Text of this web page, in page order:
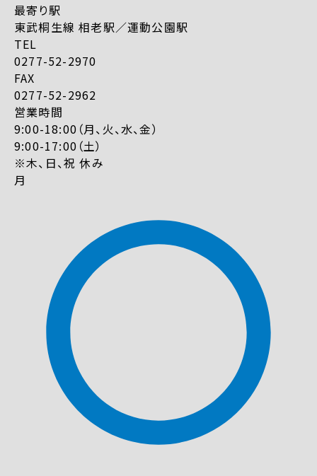
最寄り駅
東武桐生線 相老駅／運動公園駅
TEL
0277-52-2970
FAX
0277-52-2962
営業時間
9:00-18:00（月、火、水、金）
9:00-17:00（土）
※木、日、祝 休み
月